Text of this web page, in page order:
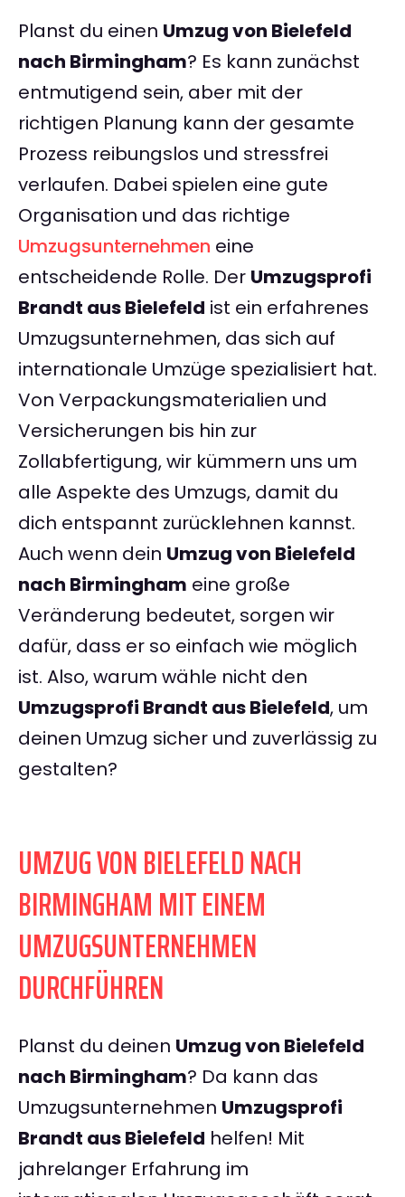
Planst du einen Umzug von Bielefeld
nach Birmingham? Es kann zunächst
entmutigend sein, aber mit der
richtigen Planung kann der gesamte
Prozess reibungslos und stressfrei
verlaufen. Dabei spielen eine gute
Organisation und das richtige
Umzugsunternehmen eine
entscheidende Rolle. Der Umzugsprofi
Brandt aus Bielefeld ist ein erfahrenes
Umzugsunternehmen, das sich auf
internationale Umzüge spezialisiert hat.
Von Verpackungsmaterialien und
Versicherungen bis hin zur
Zollabfertigung, wir kümmern uns um
alle Aspekte des Umzugs, damit du
dich entspannt zurücklehnen kannst.
Auch wenn dein Umzug von Bielefeld
nach Birmingham eine große
Veränderung bedeutet, sorgen wir
dafür, dass er so einfach wie möglich
ist. Also, warum wähle nicht den
Umzugsprofi Brandt aus Bielefeld, um
deinen Umzug sicher und zuverlässig zu
gestalten?
UMZUG VON BIELEFELD NACH
BIRMINGHAM MIT EINEM
UMZUGSUNTERNEHMEN
DURCHFÜHREN
Planst du deinen Umzug von Bielefeld
nach Birmingham? Da kann das
Umzugsunternehmen Umzugsprofi
Brandt aus Bielefeld helfen! Mit
jahrelanger Erfahrung im